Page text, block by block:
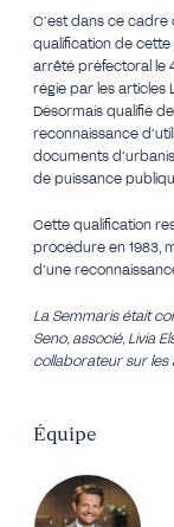
C’est dans ce cadre
qualification de cette
arrêté préfectoral le
régie par les articles
Désormais qualifié
reconnaissance
documents
de puissance
Cette qualification
procédure en 1983,
d’une
La Semmaris était
Seno, associé, Livia
collaborateur sur les
Équipe